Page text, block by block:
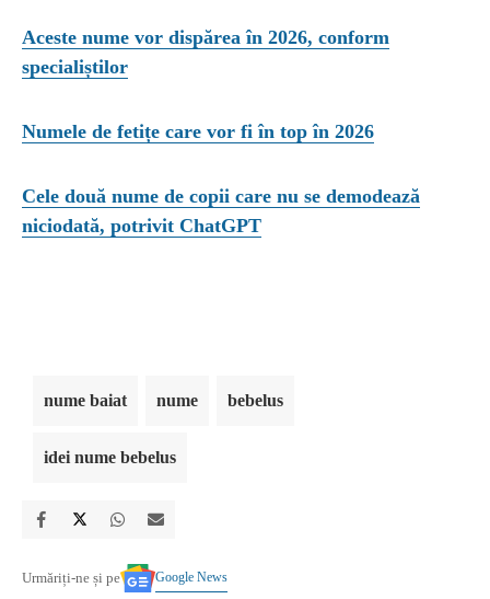
Aceste nume vor dispărea în 2026, conform
specialiștilor
Numele de fetițe care vor fi în top în 2026
Cele două nume de copii care nu se demodează
niciodată, potrivit ChatGPT
nume baiat nume bebelus
idei nume bebelus
Urmăriți-ne și pe Google News